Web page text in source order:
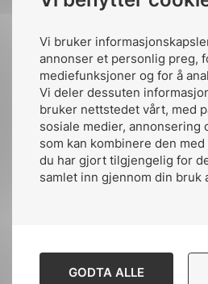
Vi bruker
annonser et personlig preg,
mediefunksjoner og for å
Vi deler dessuten
bruker nettstedet vårt, med
sosiale medier, annonsering
som kan kombinere den
du har gjort tilgjengelig for
samlet inn gjennom din bruk
GODTA ALLE
Kontakt oss
Ansatte
Kontakt
Bruk
Designed and developed
Stem Agency